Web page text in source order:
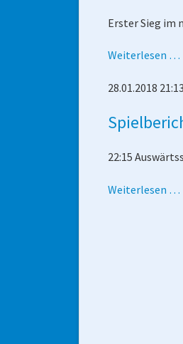
Erster Sieg im
Weiterlesen …
-
2
28.01.2018 21:13
22:15
Weiterlesen …